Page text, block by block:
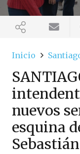
Inicio
nuevos
esquina